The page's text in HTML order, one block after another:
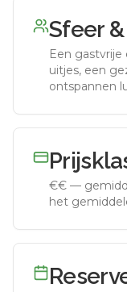
Sfeer
Een
uitjes, een
ontspannen
€€ —
het